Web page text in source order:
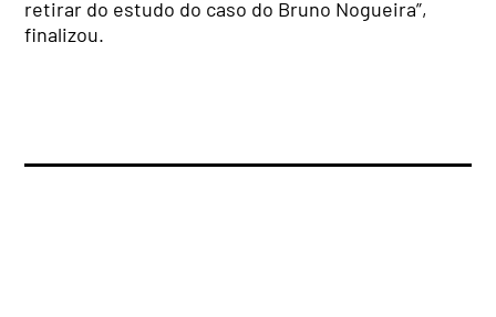
retirar do estudo do caso do Bruno Nogueira”,
finalizou.